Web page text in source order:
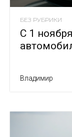
БЕЗ РУБРИКИ
С 1
Владимир